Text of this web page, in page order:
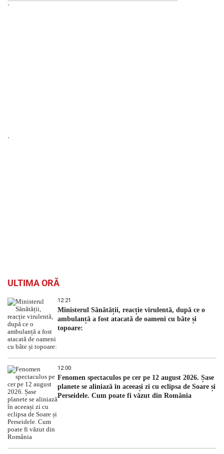
`
`
ULTIMA ORĂ
12:21
Ministerul Sănătății, reacție virulentă, după ce o
ambulanță a fost atacată de oameni cu bâte și
topoare:
12:00
Fenomen spectaculos pe cer pe 12 august 2026. Șase
planete se aliniază în aceeași zi cu eclipsa de Soare și
Perseidele. Cum poate fi văzut din România